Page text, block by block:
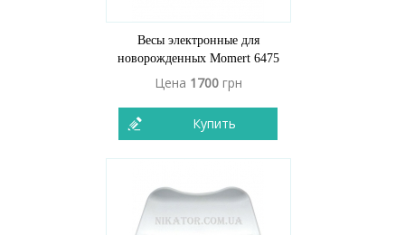
Весы электронные для
новорожденных Momert 6475
Цена 1700грн
Купить